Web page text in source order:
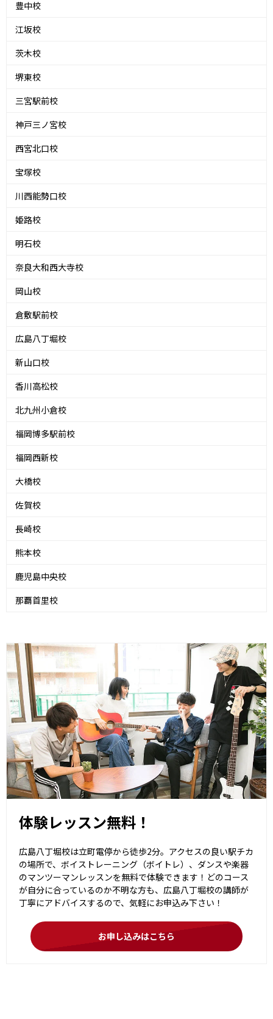
豊中校
江坂校
茨木校
堺東校
三宮駅前校
神戸三ノ宮校
西宮北口校
宝塚校
川西能勢口校
姫路校
明石校
奈良大和西大寺校
岡山校
倉敷駅前校
広島八丁堀校
新山口校
香川高松校
北九州小倉校
福岡博多駅前校
福岡西新校
大橋校
佐賀校
長崎校
熊本校
鹿児島中央校
那覇首里校
体験レッスン無料！
広島八丁堀校は立町電停から徒歩2分。アクセスの良い駅チカ
の場所で、ボイストレーニング（ボイトレ）、ダンスや楽器
のマンツーマンレッスンを無料で体験できます！どのコース
が自分に合っているのか不明な方も、広島八丁堀校の講師が
丁寧にアドバイスするので、気軽にお申込み下さい！
お申し込みはこちら